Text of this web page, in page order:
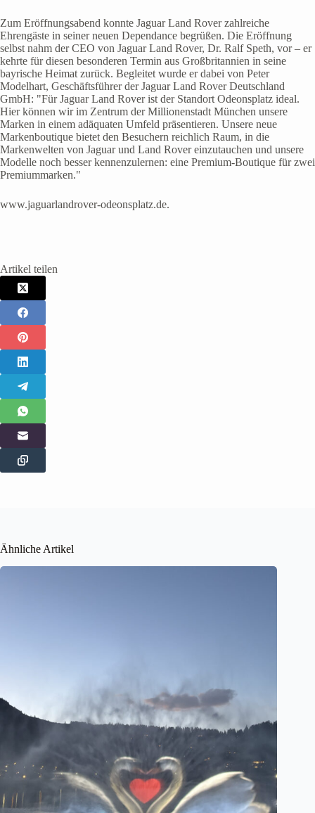
Zum Eröffnungsabend konnte Jaguar Land Rover zahlreiche
Ehrengäste in seiner neuen Dependance begrüßen. Die Eröffnung
selbst nahm der CEO von Jaguar Land Rover, Dr. Ralf Speth, vor – er
kehrte für diesen besonderen Termin aus Großbritannien in seine
bayrische Heimat zurück. Begleitet wurde er dabei von Peter
Modelhart, Geschäftsführer der Jaguar Land Rover Deutschland
GmbH: "Für Jaguar Land Rover ist der Standort Odeonsplatz ideal.
Hier können wir im Zentrum der Millionenstadt München unsere
Marken in einem adäquaten Umfeld präsentieren. Unsere neue
Markenboutique bietet den Besuchern reichlich Raum, in die
Markenwelten von Jaguar und Land Rover einzutauchen und unsere
Modelle noch besser kennenzulernen: eine Premium-Boutique für zwei
Premiummarken."
www.jaguarlandrover-odeonsplatz.de.
Artikel teilen
Ähnliche Artikel